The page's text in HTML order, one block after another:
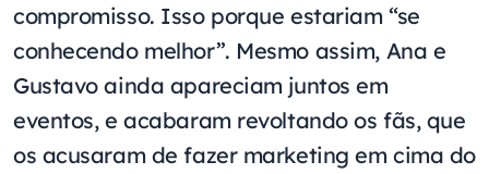
compromisso. Isso porque estariam “se
conhecendo melhor”. Mesmo assim, Ana e
Gustavo ainda apareciam juntos em
eventos, e acabaram revoltando os fãs, que
os acusaram de fazer marketing em cima do